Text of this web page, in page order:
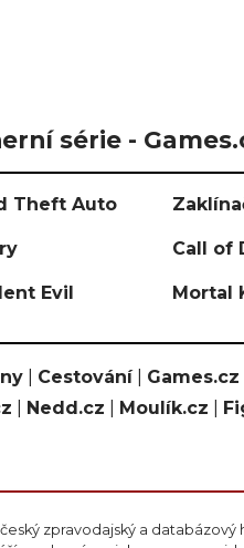
série -
Theft Auto
Call of
Evil Mortal
Cestování| Games.cz
Nedd.cz Moulík.cz
zpravodajský a